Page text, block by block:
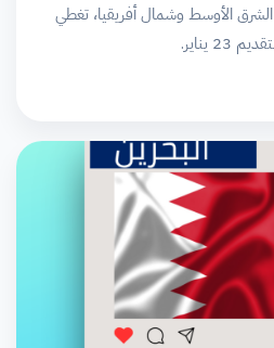
الأوسط وشمال أفريقيا، تغطي
يناير.